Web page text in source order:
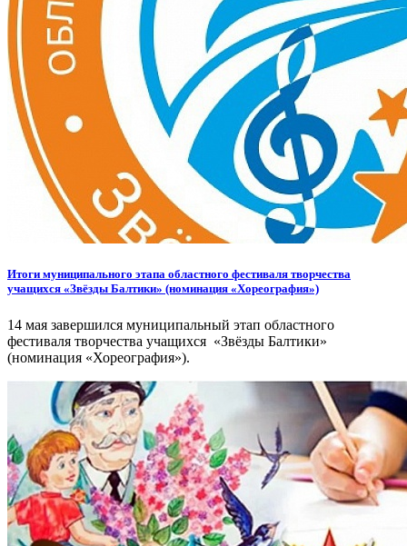
Итоги муниципального этапа областного фестиваля творчества
учащихся «Звёзды Балтики» (номинация «Хореография»)
14 мая завершился муниципальный этап областного
фестиваля творчества учащихся «Звёзды Балтики»
(номинация «Хореография»).